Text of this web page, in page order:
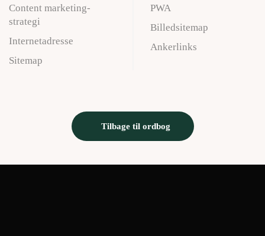
Content marketing-
strategi
Internetadresse
Sitemap
PWA
Billedsitemap
Ankerlinks
Tilbage til ordbog